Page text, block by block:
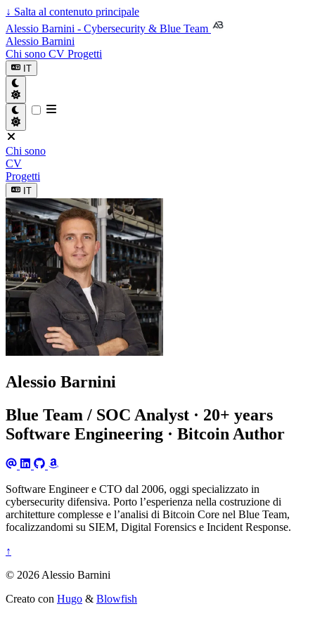
↓ Salta al contenuto principale
Alessio Barnini - Cybersecurity & Blue Team
Alessio Barnini
Chi sono CV Progetti
IT
Chi sono
CV
Progetti
IT
Alessio Barnini
Blue Team / SOC Analyst · 20+ years
Software Engineering · Bitcoin Author
Software Engineer e CTO dal 2006, oggi specializzato in
cybersecurity difensiva. Porto l’esperienza nella costruzione di
architetture complesse e l’analisi di Bitcoin Core nel Blue Team,
focalizzandomi su SIEM, Digital Forensics e Incident Response.
↑
© 2026 Alessio Barnini
Creato con Hugo & Blowfish